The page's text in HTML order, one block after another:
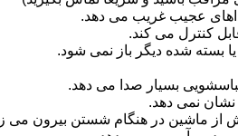
عجیب غریب می دهد.
کنترل می کند.
بسته شده دیگر باز نمی شود.
بسیار صدا می دهد.
نمی دهد.
ماشین در هنگام شستن بیرون می